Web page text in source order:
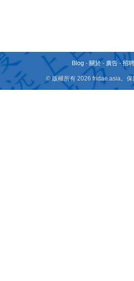
Blog - 關於 - 廣告 -招
© 版權所有 2026 fridae.asia。